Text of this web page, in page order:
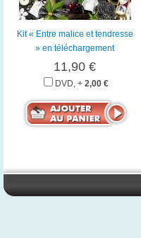
Kit « Entre malice et tendresse
» en téléchargement
11,90 €
DVD, + 2,00 €